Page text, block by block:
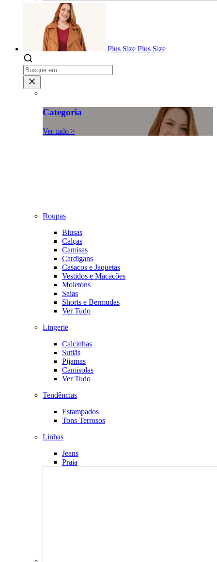
Plus Size Plus Size
Categoria
Ver tudo >
Roupas
Blusas
Calças
Camisas
Cardigans
Casacos e Jaquetas
Vestidos e Macacões
Moletons
Saias
Shorts e Bermudas
Ver Tudo
Lingerie
Calcinhas
Sutiãs
Pijamas
Camisolas
Ver Tudo
Tendências
Estampados
Tons Terrosos
Linhas
Jeans
Praia